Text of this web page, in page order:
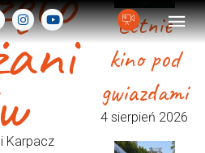
Karpacz
Letnie
kino pod
gwiazdami
4 sierpień 2026